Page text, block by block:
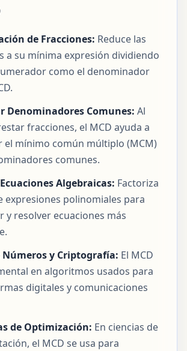
de Fracciones: Reduce las
a su mínima expresión dividiendo
como el denominador
Denominadores Comunes: Al
fracciones, el MCD ayuda a
el mínimo común múltiplo (MCM)
comunes.
Algebraicas: Factoriza
expresiones polinomiales para
y resolver ecuaciones más
Números y Criptografía: El MCD
en algoritmos usados para
digitales y comunicaciones
de Optimización: En ciencias de
el MCD se usa para